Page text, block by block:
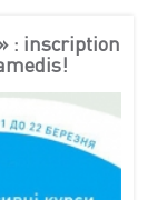
: inscription